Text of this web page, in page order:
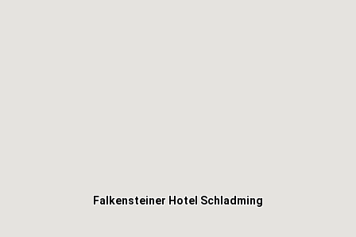
Falkensteiner Hotel Schladming